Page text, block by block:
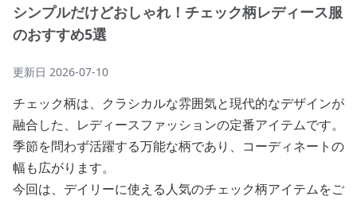
シンプルだけどおしゃれ！チェック柄レディース服
のおすすめ5選
更新日 2026-07-10
チェック柄は、クラシカルな雰囲気と現代的なデザインが
融合した、レディースファッションの定番アイテムです。
季節を問わず活躍する万能な柄であり、コーディネートの
幅も広がります。
今回は、デイリーに使える人気のチェック柄アイテムをご